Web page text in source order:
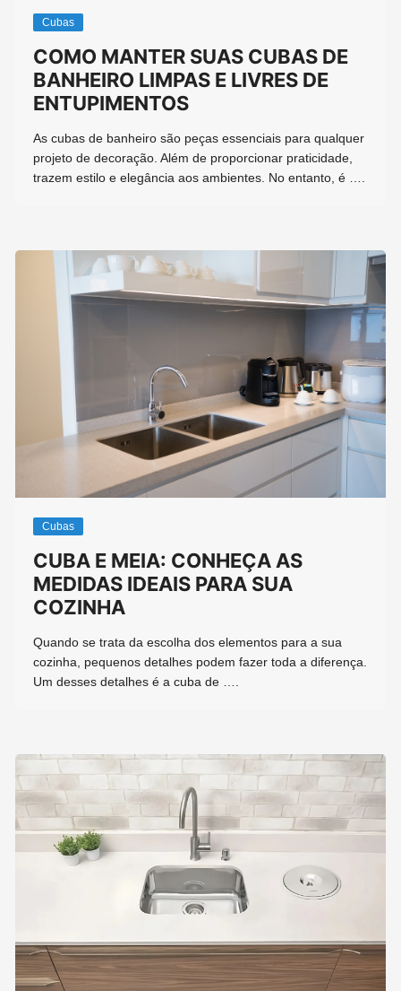
Cubas
COMO MANTER SUAS CUBAS DE
BANHEIRO LIMPAS E LIVRES DE
ENTUPIMENTOS
As cubas de banheiro são peças essenciais para qualquer
projeto de decoração. Além de proporcionar praticidade,
trazem estilo e elegância aos ambientes. No entanto, é ….
Cubas
CUBA E MEIA: CONHEÇA AS
MEDIDAS IDEAIS PARA SUA
COZINHA
Quando se trata da escolha dos elementos para a sua
cozinha, pequenos detalhes podem fazer toda a diferença.
Um desses detalhes é a cuba de ….